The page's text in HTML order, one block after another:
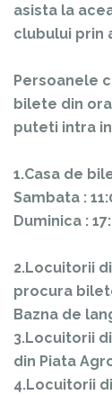
asista la
clubului prin
Persoanele
bilete din
puteti intra
1.Casa de
Sambata :
Duminica :
2.Locuitorii
procura
Bazna de
3.Locuitorii
din Piata
4.Locuitorii